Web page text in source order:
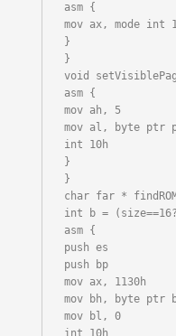
asm {
mov ax, mode int
}
}
void
asm {
mov ah, 5
mov al, byte ptr
int 10h
}
}
char far *
int b =
asm {
push es
push bp
mov ax, 1130h
mov bh, byte ptr
mov bl, 0
int 10h